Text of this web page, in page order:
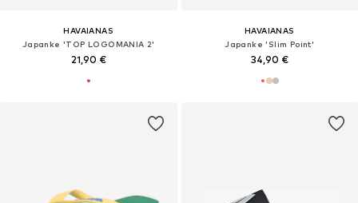
HAVAIANAS
Japanke 'TOP LOGOMANIA 2'
21,90 €
HAVAIANAS
Japanke 'Slim Point'
34,90 €